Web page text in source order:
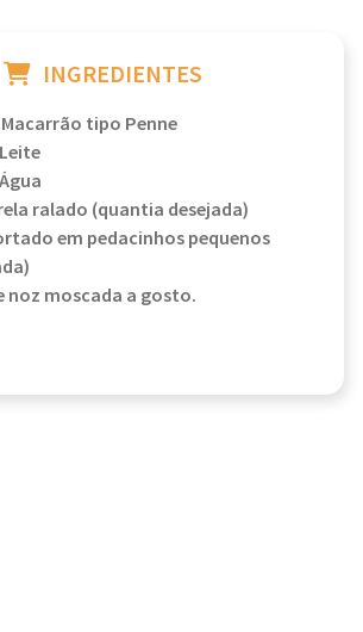
INGREDIENTES
tipo Penne
ralado (quantia desejada)
em pedacinhos pequenos
noz moscada a gosto.